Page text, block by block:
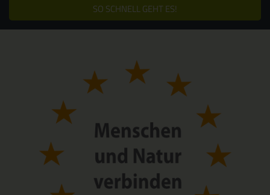
SO SCHNELL GEHT ES!